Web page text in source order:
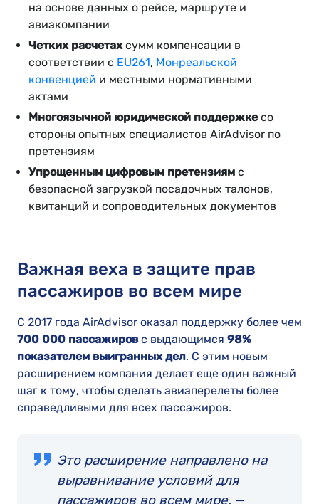
на основе данных о рейсе, маршруте и
авиакомпании
Четких расчетахсумм компенсации в
соответствии с EU261, Монреальской
конвенцией и местными нормативными
актами
Многоязычной юридической поддержкесо
стороны опытных специалистов AirAdvisor по
претензиям
Упрощенным цифровым претензиям с
безопасной загрузкой посадочных талонов,
квитанций и сопроводительных документов
Важная веха в защите прав
пассажиров во всем мире
С 2017 года AirAdvisor оказал поддержку более чем
700 000 пассажировс выдающимся 98%
показателем выигранных дел. С этим новым
расширением компания делает еще один важный
шаг к тому, чтобы сделать авиаперелеты более
справедливыми для всех пассажиров.
Это расширение направлено на
выравнивание условий для
пассажиров во всем мире, —